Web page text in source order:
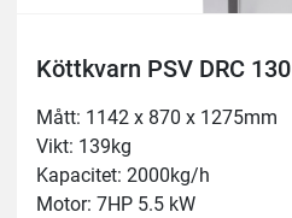
Köttkvarn PSV DRC 130
Mått: 1142 x 870 x 1275mm
Vikt: 139kg
Kapacitet: 2000kg/h
Motor: 7HP 5.5 kW